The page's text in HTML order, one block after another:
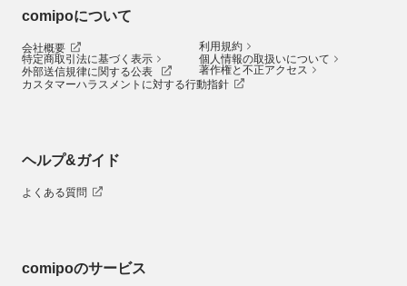
comipoについて
会社概要
利用規約
特定商取引法に基づく表示
個人情報の取扱いについて
外部送信規律に関する公表
著作権と不正アクセス
カスタマーハラスメントに対する行動指針
ヘルプ&ガイド
よくある質問
comipoのサービス